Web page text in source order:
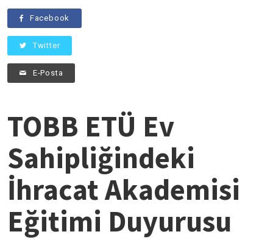
Facebook
Twitter
E-Posta
TOBB ETÜ Ev
Sahipliğindeki
İhracat Akademisi
Eğitimi Duyurusu